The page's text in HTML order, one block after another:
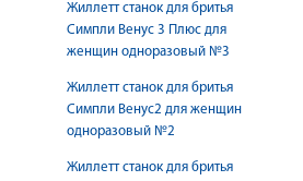
Жиллетт станок для бритья
Симпли Венус 3 Плюс для
женщин одноразовый №3
Жиллетт станок для бритья
Симпли Венус2 для женщин
одноразовый №2
Жиллетт станок для бритья